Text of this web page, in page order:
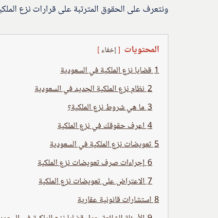
ونتعرف على الحقوق المترتبة على قرارات نزع
المحتويات إخفاء
1 قضايا نزع الملكية في السعودية
2 نظام نزع الملكية الجديد في السعودية
3 ما هي شروط نزع الملكية؟
4 اعرف حقوقك في نزع الملكية
5 تعويضات نزع الملكية في السعودية
6 إجراءات صرف تعويضات نزع الملكية
7 الاعتراض على تعويضات نزع الملكية
8 استشارات قانونية عقارية